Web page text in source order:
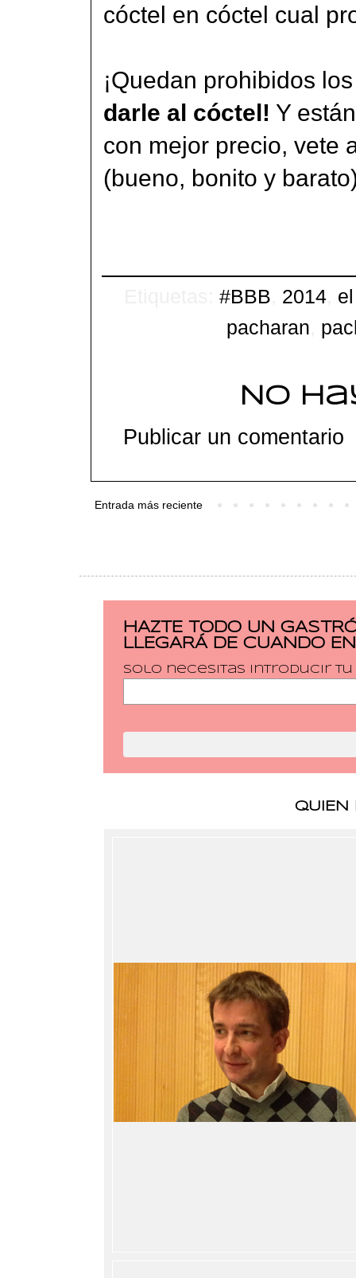
cóctel en cóctel cual
¡Quedan prohibidos
darle al cóctel! Y
con mejor precio, vete
(bueno, bonito y
Etiquetas:#BBB 2014
pacharan
No
Publicar un comentario
Entrada más reciente
HAZTE TODO UN
LLEGARÁ DE CUANDO
Solo necesitas introducir
QUIEN